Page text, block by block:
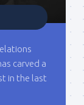
carved a
in the last